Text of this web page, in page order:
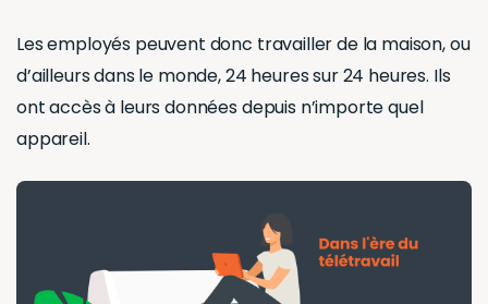
Les employés peuvent donc travailler de la maison, ou
d’ailleurs dans le monde, 24 heures sur 24 heures. Ils
ont accès à leurs données depuis n’importe quel
appareil.